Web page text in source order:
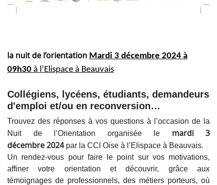
la nuit de l’orientation Mardi 3 décembre 2024 à
09h30 à l’Elispace à Beauvais
Collégiens, lycéens, étudiants, demandeurs
d'emploi et/ou en reconversion…
Trouvez des réponses à vos questions à l’occasion de la
Nuit de l’Orientation organisée le mardi 3
décembre 2024par la CCI Oise à l’Elispace à Beauvais.
Un rendez-vous pour faire le point sur vos motivations,
affiner votre orientation et découvrir, grâce aux
témoignages de professionnels, des métiers porteurs, où